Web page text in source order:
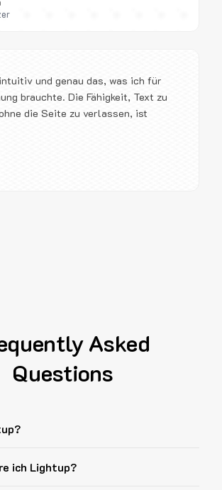
und genau das, was ich für
brauchte. Die Fähigkeit, Text zu
die Seite zu verlassen, ist
Asked
Questions
ich Lightup?